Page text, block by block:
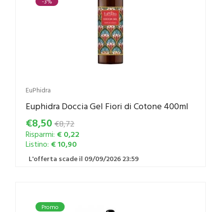
EuPhidra
Euphidra Doccia Gel Fiori di Cotone 400ml
€8,50 €8,72
Risparmi: € 0,22
Listino: € 10,90
L'offerta scade il 09/09/2026 23:59
Promo